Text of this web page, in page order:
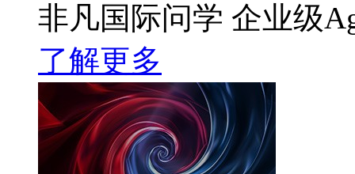
非凡国际问学 企业级
了解更多